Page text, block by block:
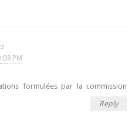
PM
formulées par la commission
Reply